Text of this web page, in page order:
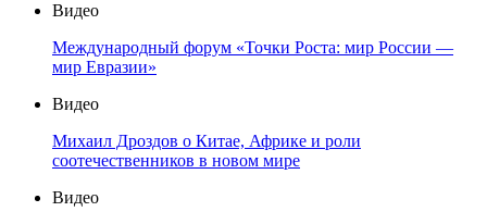
Видео
Международный форум «Точки Роста: мир России —
мир Евразии»
Видео
Михаил Дроздов о Китае, Африке и роли
соотечественников в новом мире
Видео